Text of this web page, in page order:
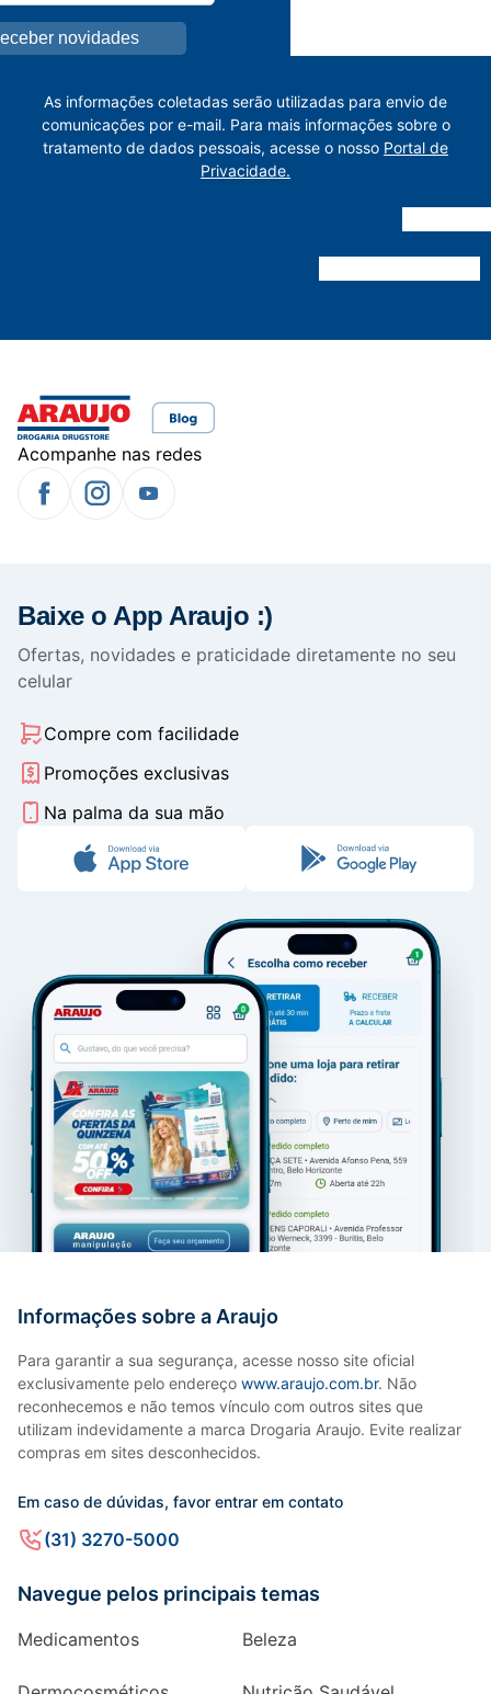
As informações coletadas serão utilizadas para envio de
comunicações por e-mail. Para mais informações sobre o
tratamento de dados pessoais, acesse o nosso Portal de
Privacidade.
Acompanhe nas redes
Baixe o App Araujo :)
Ofertas, novidades e praticidade diretamente no seu
celular
Compre com facilidade
Promoções exclusivas
Na palma da sua mão
Informações sobre a Araujo
Para garantir a sua segurança, acesse nosso site oficial
exclusivamente pelo endereço www.araujo.com.br. Não
reconhecemos e não temos vínculo com outros sites que
utilizam indevidamente a marca Drogaria Araujo. Evite realizar
compras em sites desconhecidos.
Em caso de dúvidas, favor entrar em contato
(31) 3270-5000
Navegue pelos principais temas
Medicamentos Beleza